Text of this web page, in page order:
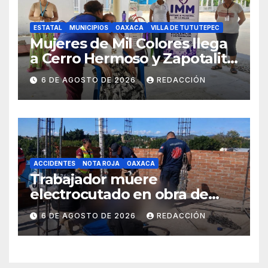
ESTATAL MUNICIPIOS OAXACA VILLA DE TUTUTEPEC
Mujeres de Mil Colores llega
a Cerro Hermoso y Zapotalito
para fortalecer redes de
apoyo y prevenir violencias
6 DE AGOSTO DE 2026 REDACCIÓN
ACCIDENTES NOTA ROJA OAXACA
Trabajador muere
electrocutado en obra de
Soledad Etla; dos jóvenes
resultan gravemente
lesionados
6 DE AGOSTO DE 2026 REDACCIÓN